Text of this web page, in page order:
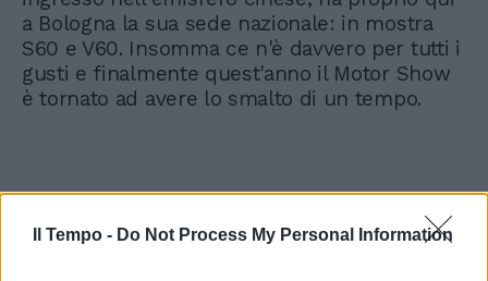
Il Tempo - Do Not Process My Personal Information
a Bologna la sua sede nazionale: in mostra
S60 e V60. Insomma ce n'è davvero per tutti i
gusti e finalmente quest'anno il Motor Show
è tornato ad avere lo smalto di un tempo.